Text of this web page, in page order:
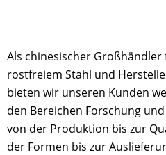
Als chinesischer
rostfreiem Stahl und
bieten wir unseren Kunden
den Bereichen Forschung
von der Produktion bis zur
der Formen bis zur